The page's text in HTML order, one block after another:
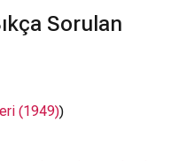
Sorulan
(1949))